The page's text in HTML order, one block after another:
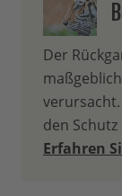
Der
den
Erfahren